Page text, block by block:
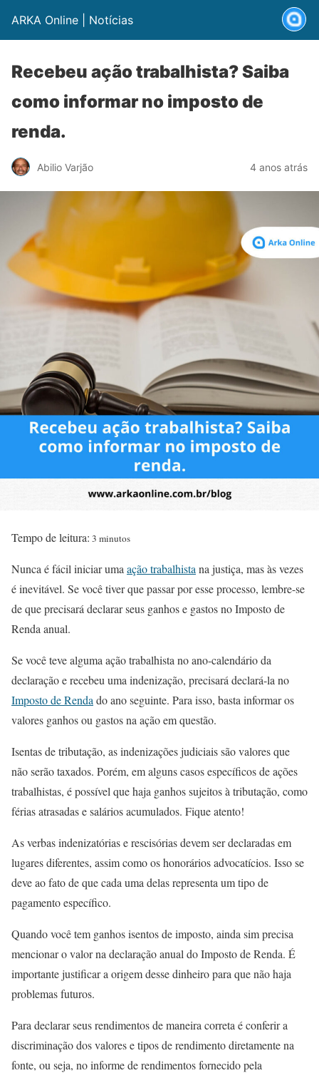
ARKA Online | Notícias
Recebeu ação trabalhista? Saiba
como informar no imposto de
renda.
Abilio Varjão 4 anos atrás
Tempo de leitura: 3 minutos
Nunca é fácil iniciar uma ação trabalhista na justiça, mas às vezes
é inevitável. Se você tiver que passar por esse processo, lembre-se
de que precisará declarar seus ganhos e gastos no Imposto de
Renda anual.
Se você teve alguma ação trabalhista no ano-calendário da
declaração e recebeu uma indenização, precisará declará-la no
Imposto de Renda do ano seguinte. Para isso, basta informar os
valores ganhos ou gastos na ação em questão.
Isentas de tributação, as indenizações judiciais são valores que
não serão taxados. Porém, em alguns casos específicos de ações
trabalhistas, é possível que haja ganhos sujeitos à tributação, como
férias atrasadas e salários acumulados. Fique atento!
As verbas indenizatórias e rescisórias devem ser declaradas em
lugares diferentes, assim como os honorários advocatícios. Isso se
deve ao fato de que cada uma delas representa um tipo de
pagamento específico.
Quando você tem ganhos isentos de imposto, ainda sim precisa
mencionar o valor na declaração anual do Imposto de Renda. É
importante justificar a origem desse dinheiro para que não haja
problemas futuros.
Para declarar seus rendimentos de maneira correta é conferir a
discriminação dos valores e tipos de rendimento diretamente na
fonte, ou seja, no informe de rendimentos fornecido pela